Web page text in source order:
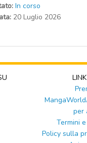
In corso
20 Luglio 2026
per
Termini
Policy sulla